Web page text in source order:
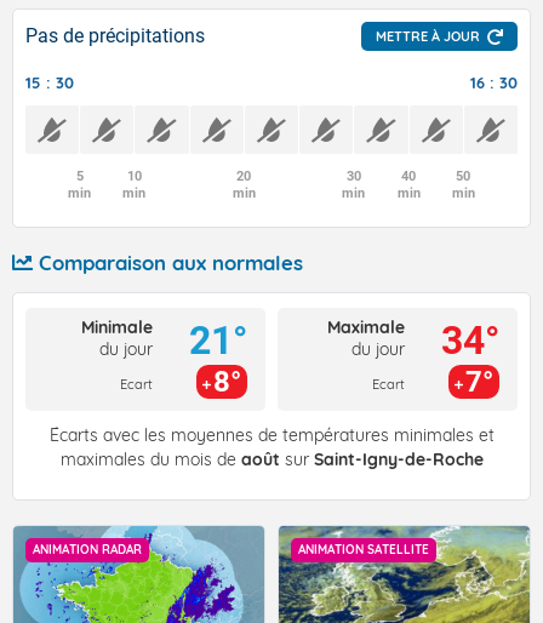
Pas de précipitations METTRE À JOUR
15 : 30 16 : 30
5
min
10
min
20
min
30
min
40
min
50
min
Comparaison aux normales
Minimale
du jour
Ecart
21°
8°
Maximale
du jour
Ecart
34°
7°
Écarts avec les moyennes de températures minimales et
maximales du mois de août sur Saint-Igny-de-Roche
ANIMATION RADAR ANIMATION SATELLITE